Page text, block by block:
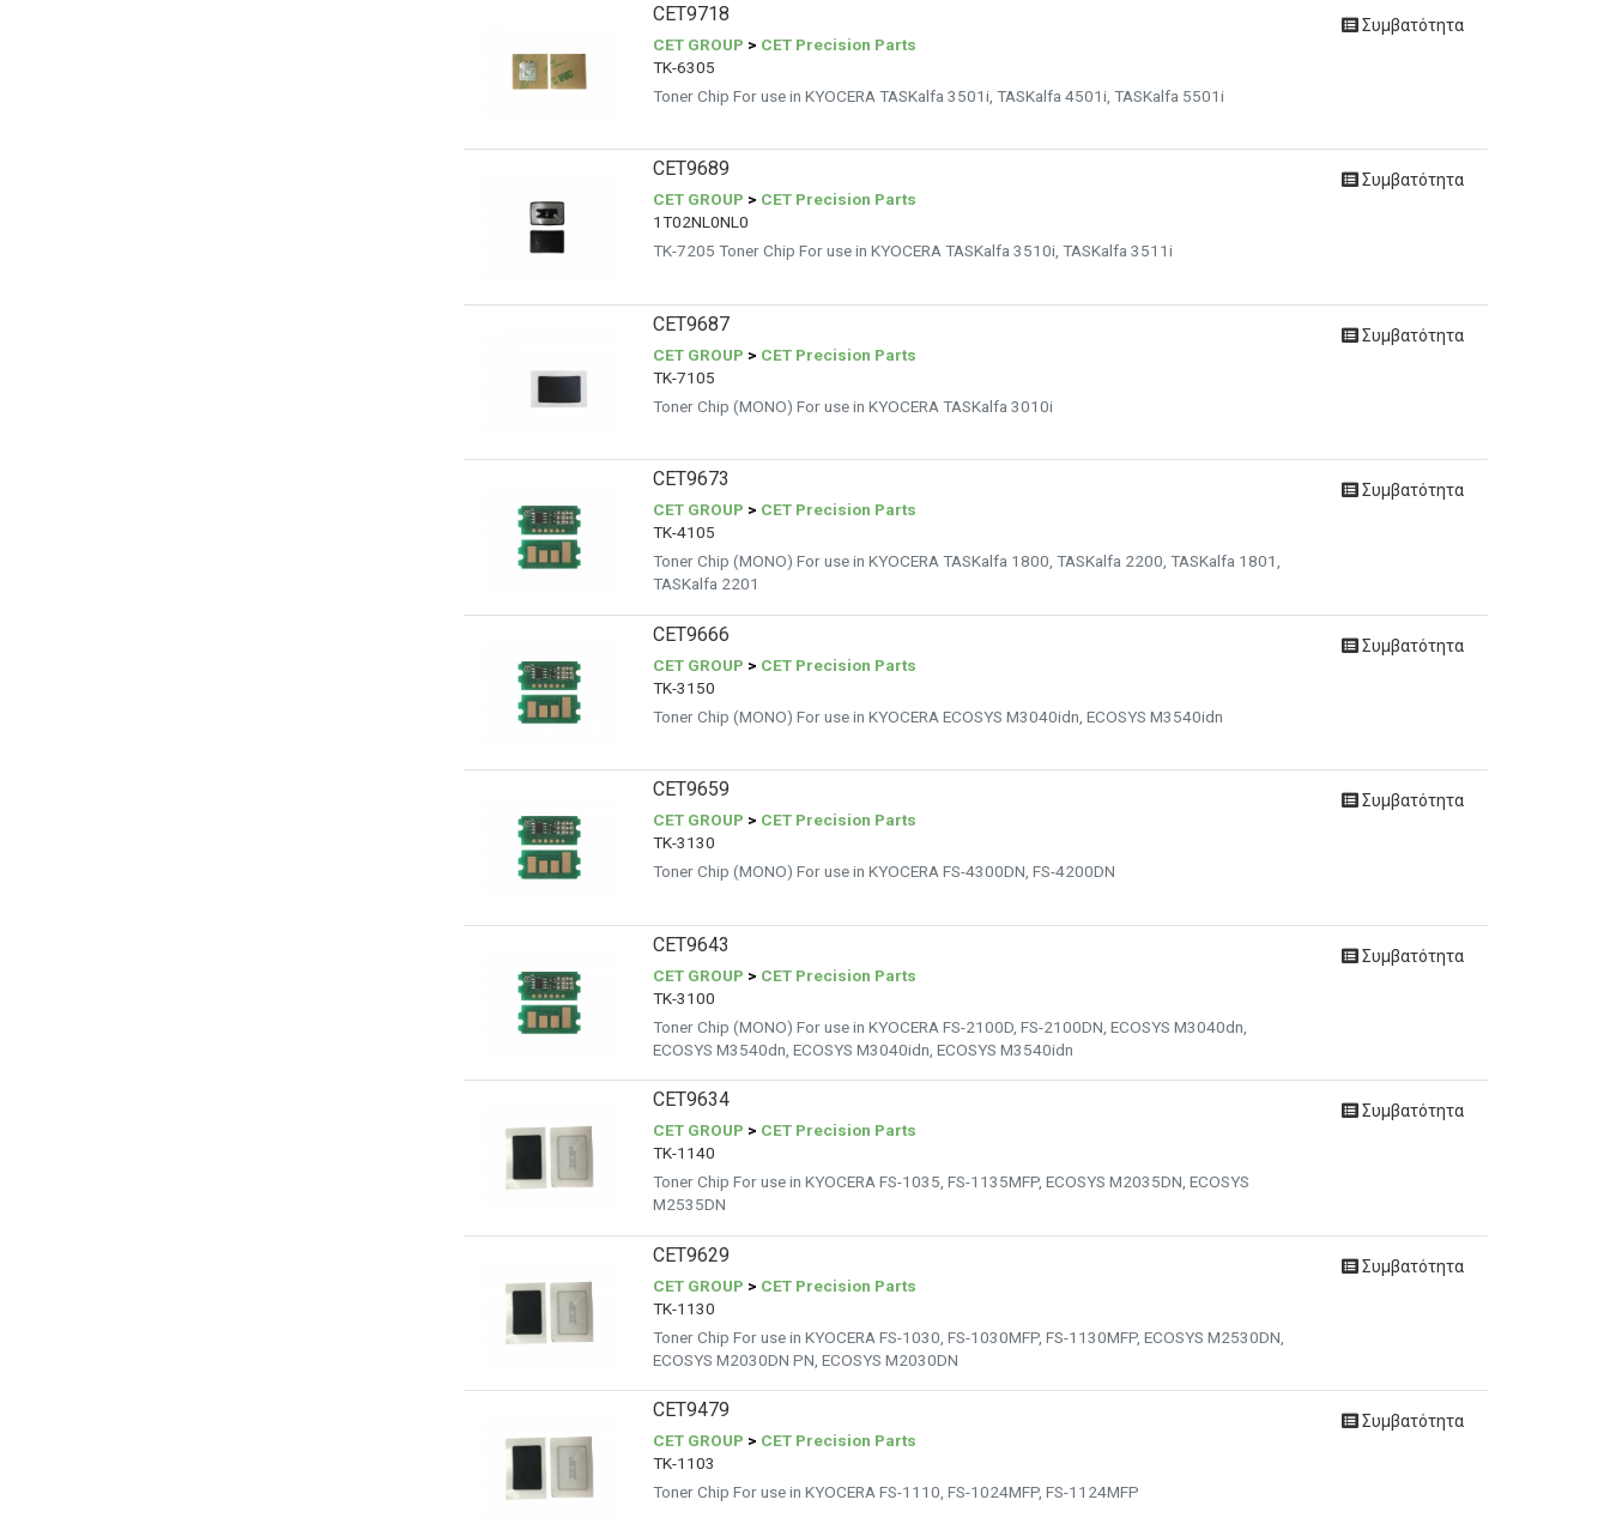
CET9718
CET GROUP > CET Precision Parts
TK-6305
Toner Chip For use in KYOCERA TASKalfa 3501i, TASKalfa 4501i, TASKalfa 5501i
Συμβατότητα
CET9689
CET GROUP > CET Precision Parts
1T02NL0NL0
TK-7205 Toner Chip For use in KYOCERA TASKalfa 3510i, TASKalfa 3511i
Συμβατότητα
CET9687
CET GROUP > CET Precision Parts
TK-7105
Toner Chip (MONO) For use in KYOCERA TASKalfa 3010i
Συμβατότητα
CET9673
CET GROUP > CET Precision Parts
TK-4105
Toner Chip (MONO) For use in KYOCERA TASKalfa 1800, TASKalfa 2200, TASKalfa 1801,
TASKalfa 2201
Συμβατότητα
CET9666
CET GROUP > CET Precision Parts
TK-3150
Toner Chip (MONO) For use in KYOCERA ECOSYS M3040idn, ECOSYS M3540idn
Συμβατότητα
CET9659
CET GROUP > CET Precision Parts
TK-3130
Toner Chip (MONO) For use in KYOCERA FS-4300DN, FS-4200DN
Συμβατότητα
CET9643
CET GROUP > CET Precision Parts
TK-3100
Toner Chip (MONO) For use in KYOCERA FS-2100D, FS-2100DN, ECOSYS M3040dn,
ECOSYS M3540dn, ECOSYS M3040idn, ECOSYS M3540idn
Συμβατότητα
CET9634
CET GROUP > CET Precision Parts
TK-1140
Toner Chip For use in KYOCERA FS-1035, FS-1135MFP, ECOSYS M2035DN, ECOSYS
M2535DN
Συμβατότητα
CET9629
CET GROUP > CET Precision Parts
TK-1130
Toner Chip For use in KYOCERA FS-1030, FS-1030MFP, FS-1130MFP, ECOSYS M2530DN,
ECOSYS M2030DN PN, ECOSYS M2030DN
Συμβατότητα
CET9479
CET GROUP > CET Precision Parts
TK-1103
Toner Chip For use in KYOCERA FS-1110, FS-1024MFP, FS-1124MFP
Συμβατότητα